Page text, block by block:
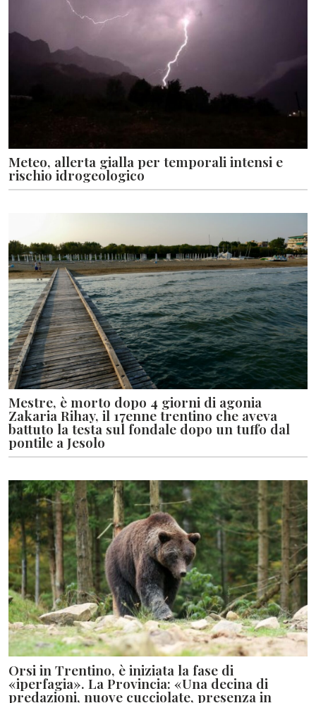
Meteo, allerta gialla per temporali intensi e
rischio idrogeologico
Mestre, è morto dopo 4 giorni di agonia
Zakaria Rihay, il 17enne trentino che aveva
battuto la testa sul fondale dopo un tuffo dal
pontile a Jesolo
Orsi in Trentino, è iniziata la fase di
«iperfagia». La Provincia: «Una decina di
predazioni, nuove cucciolate, presenza in